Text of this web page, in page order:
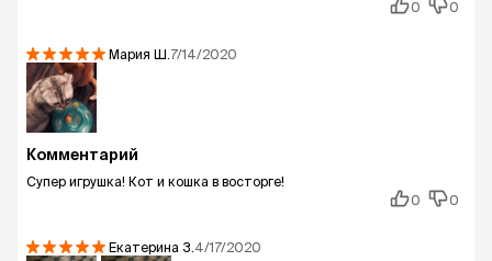
0
0
Мария Ш. 7/14/2020
Комментарий
Супер игрушка! Кот и кошка в восторге!
0
0
Екатерина З. 4/17/2020